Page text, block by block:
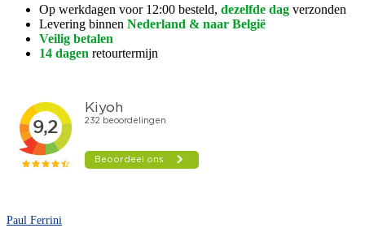
Op werkdagen voor 12:00 besteld, dezelfde dag verzonden
Levering binnen Nederland & naar België
Veilig betalen
14 dagen retourtermijn
Paul Ferrini